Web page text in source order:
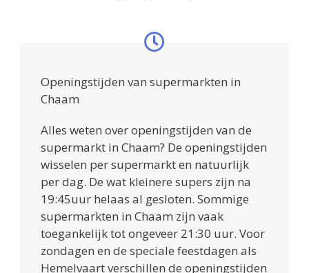
Openingstijden van supermarkten in
Chaam
Alles weten over openingstijden van de
supermarkt in Chaam? De openingstijden
wisselen per supermarkt en natuurlijk
per dag. De wat kleinere supers zijn na
19:45uur helaas al gesloten. Sommige
supermarkten in Chaam zijn vaak
toegankelijk tot ongeveer 21:30 uur. Voor
zondagen en de speciale feestdagen als
Hemelvaart verschillen de openingstijden